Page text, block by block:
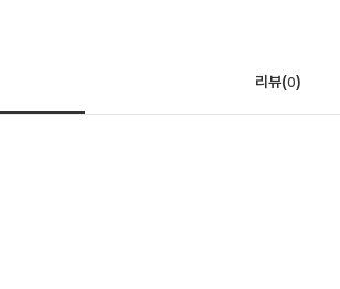
리뷰(0)